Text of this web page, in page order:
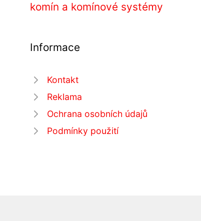
komín a komínové systémy
Informace
Kontakt
Reklama
Ochrana osobních údajů
Podmínky použití